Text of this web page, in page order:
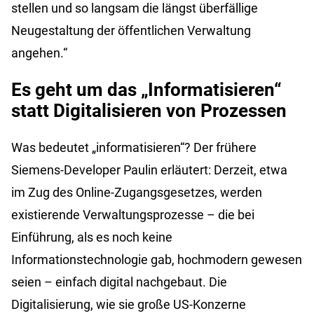
stellen und so langsam die längst überfällige
Neugestaltung der öffentlichen Verwaltung
angehen.“
Es geht um das „Informatisieren“
statt Digitalisieren von Prozessen
Was bedeutet „informatisieren“? Der frühere
Siemens-Developer Paulin erläutert: Derzeit, etwa
im Zug des Online-Zugangsgesetzes, werden
existierende Verwaltungsprozesse – die bei
Einführung, als es noch keine
Informationstechnologie gab, hochmodern gewesen
seien – einfach digital nachgebaut. Die
Digitalisierung, wie sie große US-Konzerne